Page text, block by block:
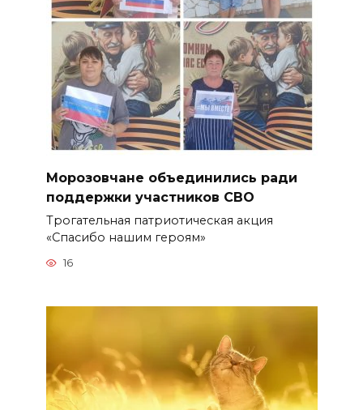
Морозовчане объединились ради
поддержки участников СВО
Трогательная патриотическая акция
«Спасибо нашим героям»
16